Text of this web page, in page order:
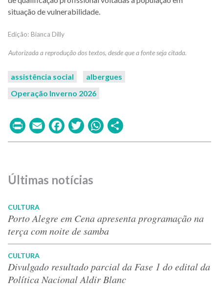
situação de vulnerabilidade.
Bianca Dilly
assistência social
albergues
Operação Inverno 2026
PrintEmailFacebook
TwitterWhatsApp
Últimas notícias
CULTURA
Porto Alegre em Cena apresenta programação na
terça com noite de samba
CULTURA
Divulgado resultado parcial da Fase 1 do edital da
Política Nacional Aldir Blanc